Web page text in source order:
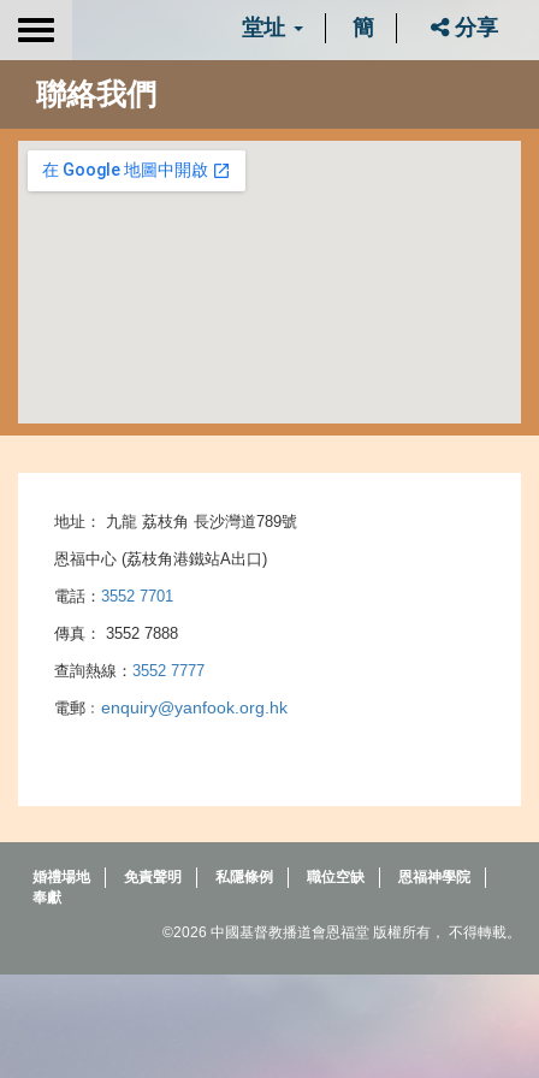
Toggle
堂址 簡 分享
聯絡我們
地址： 九龍 荔枝角 長沙灣道789號
恩福中心 (荔枝角港鐵站A出口)
電話： 3552 7701
傳真： 3552 7888
查詢熱線： 3552 7777
電郵﹕ enquiry@yanfook.org.hk
婚禮場地 免責聲明 私隱條例 職位空缺
恩福神學院
奉獻
©2026 中國基督教播道會恩福堂 版權所有， 不得轉載。